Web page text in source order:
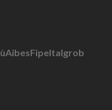
AibesFipeItalgrob